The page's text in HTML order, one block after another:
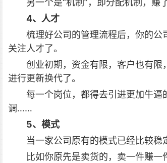
另一个是“机制”，即分配机制，赚
4、人才
梳理好公司的管理流程后，你的
关注人才了。
创业初期，资金有限，客户也有
进行更新换代了。
每一个岗位，都得去引进更加牛
调……
5、模式
当一家公司原有的模式已经比较稳
比如你原先是卖货的，卖一件赚一